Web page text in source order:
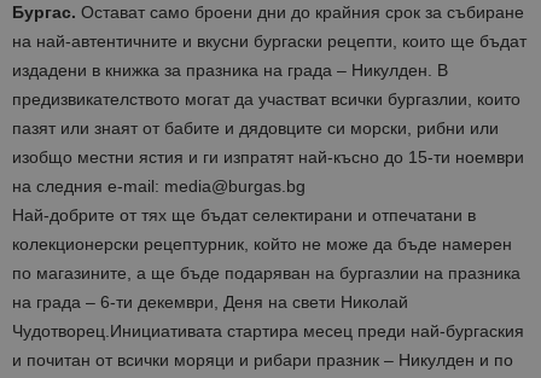
Бургас. Остават само броени дни до крайния срок за събиране
на най-автентичните и вкусни бургаски рецепти, които ще бъдат
издадени в книжка за празника на града – Никулден. В
предизвикателството могат да участват всички бургазлии, които
пазят или знаят от бабите и дядовците си морски, рибни или
изобщо местни ястия и ги изпратят най-късно до 15-ти ноември
на следния e-mail: media@burgas.bg
Най-добрите от тях ще бъдат селектирани и отпечатани в
колекционерски рецептурник, който не може да бъде намерен
по магазините, а ще бъде подаряван на бургазлии на празника
на града – 6-ти декември, Деня на свети Николай
Чудотворец.Инициативата стартира месец преди най-бургаския
и почитан от всички моряци и рибари празник – Никулден и по